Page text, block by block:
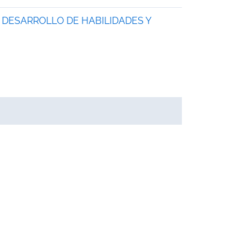
DESARROLLO DE HABILIDADES Y